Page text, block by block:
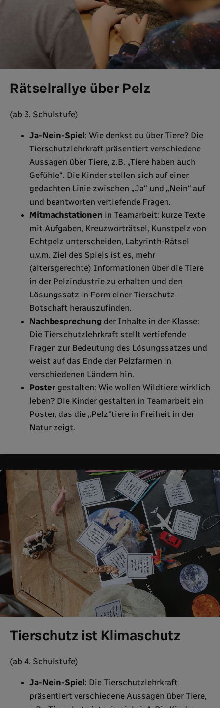
Rätselrallye über Pelz
(ab 3. Schulstufe)
Ja-Nein-Spiel: Wie denkst du über Tiere? Die
Tierschutzlehrkraft präsentiert verschiedene
Aussagen über Tiere, z.B. „Tiere haben auch
Gefühle“. Die Kinder stellen sich auf einer
gedachten Linie zwischen „Ja“ und „Nein“ auf
und beantworten vertiefende Fragen.
Mitmachstationen in Teamarbeit: kurze Texte
mit Aufgaben, Kreuzworträtsel, Kunstpelz von
Echtpelz unterscheiden, Labyrinth-Rätsel
u.v.m. Ziel des Spiels ist es, mehr
(altersgerechte) Informationen über die Tiere
in der Pelzindustrie zu erhalten und den
Lösungssatz in Form einer Tierschutz-
Botschaft herauszufinden.
Nachbesprechung der Inhalte in der Klasse:
Die Tierschutzlehrkraft stellt vertiefende
Fragen zur Bedeutung des Lösungssatzes und
weist auf das Ende der Pelzfarmen in
verschiedenen Ländern hin.
Poster gestalten: Wie wollen Wildtiere wirklich
leben? Die Kinder gestalten in Teamarbeit ein
Poster, das die „Pelz“tiere in Freiheit in der
Natur zeigt.
Tierschutz ist Klimaschutz
(ab 4. Schulstufe)
Ja-Nein-Spiel: Die Tierschutzlehrkraft
präsentiert verschiedene Aussagen über Tiere,